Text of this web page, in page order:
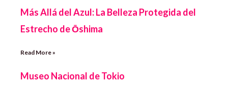
Más Allá del Azul: La Belleza Protegida del
Estrecho de Ōshima
Read More »
Museo Nacional de Tokio